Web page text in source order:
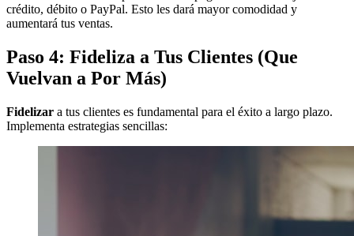
crédito, débito o PayPal. Esto les dará mayor comodidad y
aumentará tus ventas.
Paso 4: Fideliza a Tus Clientes (Que
Vuelvan a Por Más)
Fidelizar a tus clientes es fundamental para el éxito a largo plazo.
Implementa estrategias sencillas: